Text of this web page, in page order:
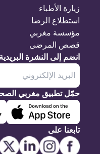
زيارة الأطباء
استطلاع الرضا
مؤسسة مغربي
قصص المرضى
انضم إلى النشرة البريدية
حمّل تطبيق مغربي
تابعنا على